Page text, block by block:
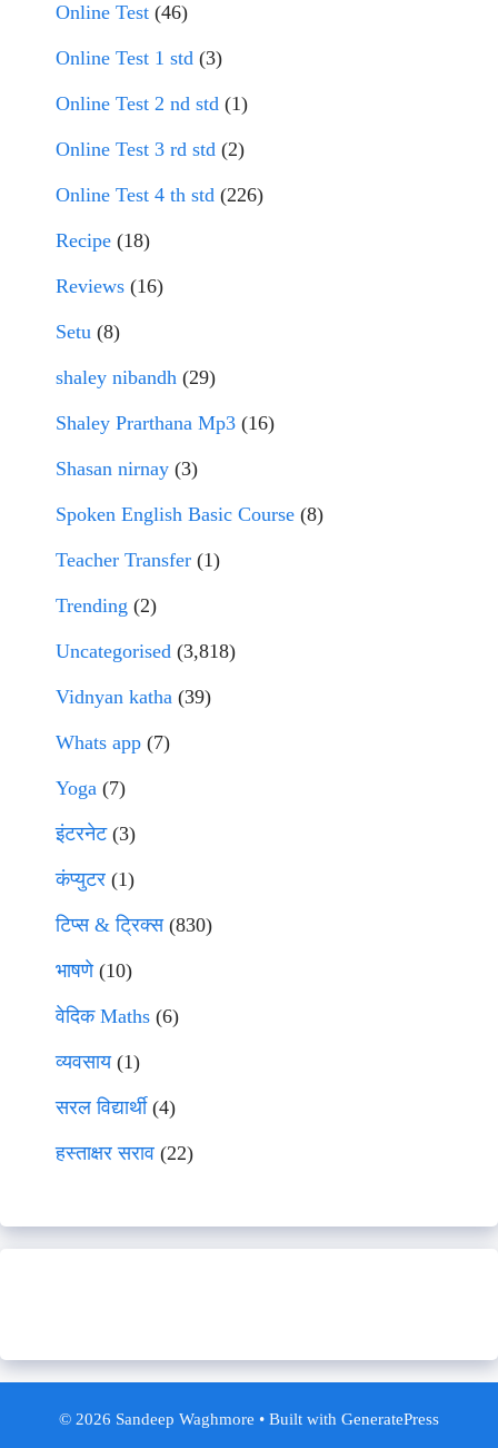
Online Test (46)
Online Test 1 std (3)
Online Test 2 nd std (1)
Online Test 3 rd std (2)
Online Test 4 th std (226)
Recipe (18)
Reviews (16)
Setu (8)
shaley nibandh (29)
Shaley Prarthana Mp3 (16)
Shasan nirnay (3)
Spoken English Basic Course (8)
Teacher Transfer (1)
Trending (2)
Uncategorised (3,818)
Vidnyan katha (39)
Whats app (7)
Yoga (7)
इंटरनेट(3)
कंप्युटर (1)
टिप्स & ट्रिक्स(830)
भाषणे(10)
वेदिक Maths (6)
व्यवसाय(1)
सरल विद्यार्थी(4)
हस्ताक्षर सराव (22)
© 2026 Sandeep Waghmore • Built with GeneratePress